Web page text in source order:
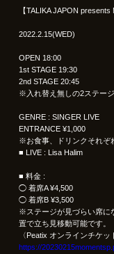
【TALIKA JAPON
2022.2.15(WED)
OPEN 18:00
1st STAGE 19:30
2nd STAGE 20:45
※入れ替え無しの2ステー
GENRE : SINGER LIVE
ENTRANCE ¥1,000
※お食事、ドリンクそれぞ
■ LIVE : Lisa Halim
■ 料金 :
◯ 着席A ¥4,500
◯ 着席B ¥3,500
※ステージが見づらい席に
置で立ち見移動可能です。
〈Peatix オンラインチケッ
https://